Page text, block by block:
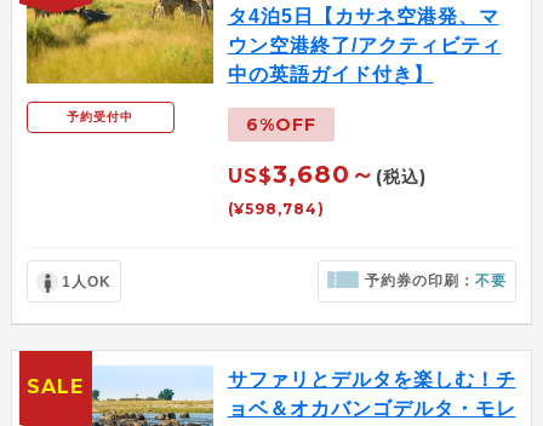
予約受付中
タ4泊5日【カサネ空港発、マ
ウン空港終了/アクティビティ
中の英語ガイド付き】
6%OFF
US$3,680～ (税込)
(¥598,784)
1人OK 予約券の印刷：不要
サファリとデルタを楽しむ！チ
ョベ＆オカバンゴデルタ・モレ
SALE